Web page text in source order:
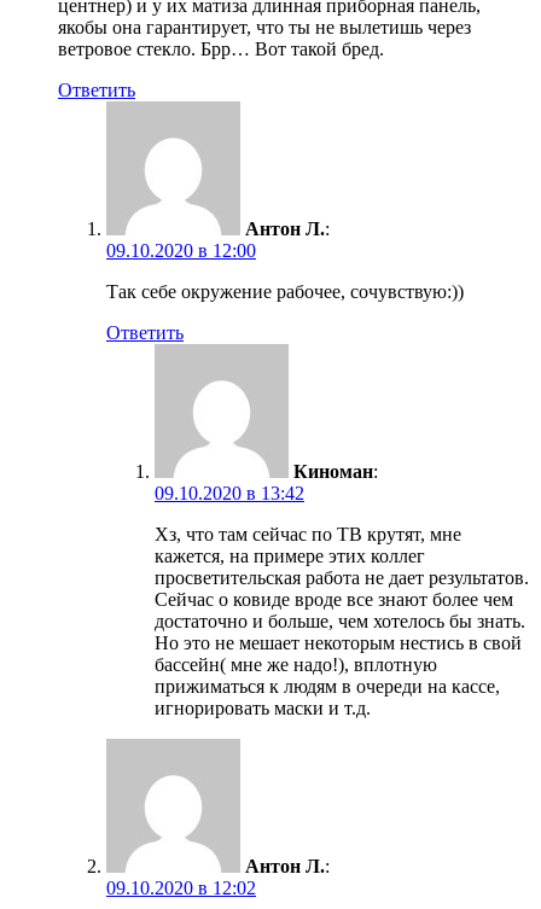
центнер) и у их матиза длинная приборная панель,
якобы она гарантирует, что ты не вылетишь через
ветровое стекло. Брр… Вот такой бред.
Ответить
Антон Л.:
09.10.2020 в 12:00
Так себе окружение рабочее, сочувствую:))
Ответить
Киноман:
09.10.2020 в 13:42
Хз, что там сейчас по ТВ крутят, мне
кажется, на примере этих коллег
просветительская работа не дает результатов.
Сейчас о ковиде вроде все знают более чем
достаточно и больше, чем хотелось бы знать.
Но это не мешает некоторым нестись в свой
бассейн( мне же надо!), вплотную
прижиматься к людям в очереди на кассе,
игнорировать маски и т.д.
Антон Л.:
09.10.2020 в 12:02